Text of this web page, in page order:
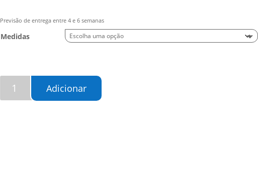
Previsão de entrega entre 4 e 6 semanas
Medidas
Adicionar